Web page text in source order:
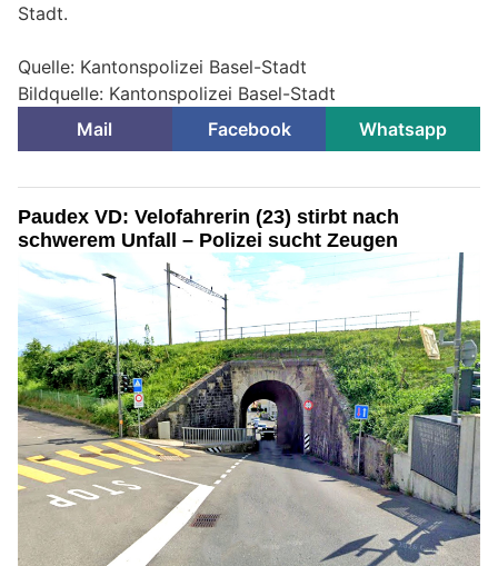
Stadt.
Quelle: Kantonspolizei Basel-Stadt
Bildquelle: Kantonspolizei Basel-Stadt
Mail
Facebook Whatsapp
Paudex VD: Velofahrerin (23) stirbt nach
schwerem Unfall – Polizei sucht Zeugen